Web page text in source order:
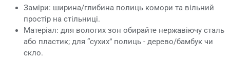
Заміри: ширина/глибина полиць комори та вільний
простір на стільниці.
Матеріал: для вологих зон обирайте нержавіючу сталь
або пластик; для “сухих” полиць - дерево/бамбук чи
скло.